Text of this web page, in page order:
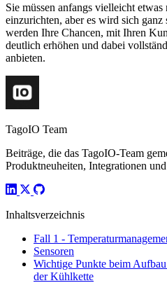
Sie müssen anfangs vielleicht
einzurichten, aber es wird sich ganz
werden Ihre Chancen, mit Ihren
deutlich erhöhen und dabei
anbieten.
TagoIO Team
Beiträge, die das TagoIO-Team
Produktneuheiten, Integrationen
Inhaltsverzeichnis
Fall 1 -
Sensoren
Wichtige Punkte beim
der Kühlkette